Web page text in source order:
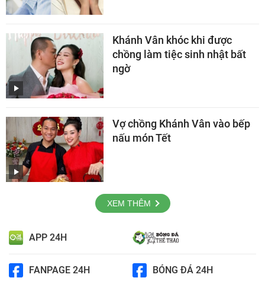
Khánh Vân khóc khi được
chồng làm tiệc sinh nhật bất
ngờ
Vợ chồng Khánh Vân vào bếp
nấu món Tết
XEM THÊM
APP 24H
FANPAGE 24H BÓNG ĐÁ 24H